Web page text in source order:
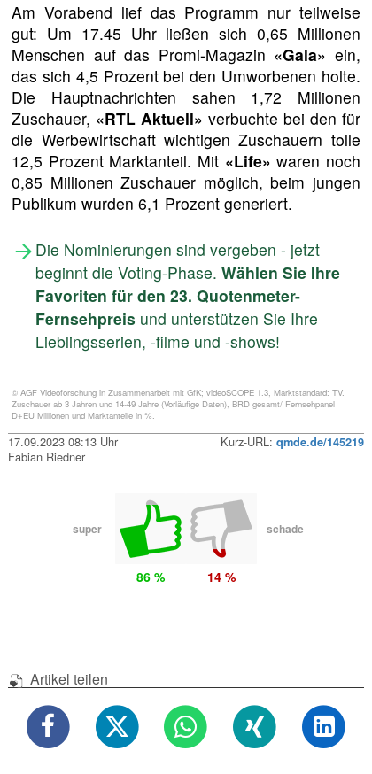
Am Vorabend lief das Programm nur teilweise
gut: Um 17.45 Uhr ließen sich 0,65 Millionen
Menschen auf das Promi-Magazin «Gala» ein,
das sich 4,5 Prozent bei den Umworbenen holte.
Die Hauptnachrichten sahen 1,72 Millionen
Zuschauer, «RTL Aktuell» verbuchte bei den für
die Werbewirtschaft wichtigen Zuschauern tolle
12,5 Prozent Marktanteil. Mit «Life» waren noch
0,85 Millionen Zuschauer möglich, beim jungen
Publikum wurden 6,1 Prozent generiert.
Die Nominierungen sind vergeben - jetzt
beginnt die Voting-Phase. Wählen Sie Ihre
Favoriten für den 23. Quotenmeter-
Fernsehpreis und unterstützen Sie Ihre
Lieblingsserien, -filme und -shows!
© AGF Videoforschung in Zusammenarbeit mit GfK; videoSCOPE 1.3, Marktstandard: TV.
Zuschauer ab 3 Jahren und 14-49 Jahre (Vorläufige Daten), BRD gesamt/ Fernsehpanel
D+EU Millionen und Marktanteile in %.
17.09.2023 08:13 Uhr Kurz-URL: qmde.de/145219
Fabian Riedner
super schade
86 % 14 %
Artikel teilen